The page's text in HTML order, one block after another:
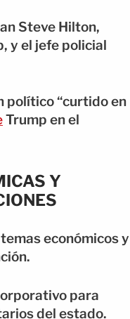
Steve Hilton,
y el jefe policial
político “curtido en
Trump en el
Y
económicos y
para
del estado.